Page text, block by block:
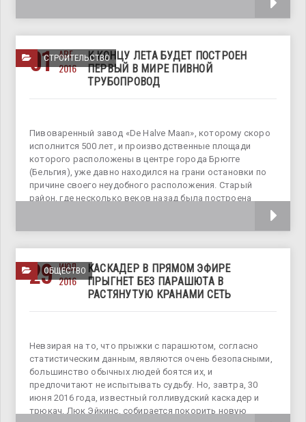
СТРОИТЕЛЬСТВО
01 АВГ
2016
К КОНЦУ ЛЕТА БУДЕТ ПОСТРОЕН
ПЕРВЫЙ В МИРЕ ПИВНОЙ
ТРУБОПРОВОД
Пивоваренный завод «De Halve Maan», которому скоро
исполнится 500 лет, и производственные площади
которого расположены в центре города Брюгге
(Бельгия), уже давно находился на грани остановки по
причине своего неудобного расположения. Старый
район, где несколько веков назад была построена
ОБЩЕСТВО
29 ИЮЛ
2016
КАСКАДЕР В ПРЯМОМ ЭФИРЕ
ПРЫГНЕТ БЕЗ ПАРАШЮТА В
РАСТЯНУТУЮ КРАНАМИ СЕТЬ
Невзирая на то, что прыжки с парашютом, согласно
статистическим данным, являются очень безопасными,
большинство обычных людей боятся их, и
предпочитают не испытывать судьбу. Но, завтра, 30
июня 2016 года, известный голливудский каскадер и
трюкач, Люк Эйкинс, собирается покорить новую